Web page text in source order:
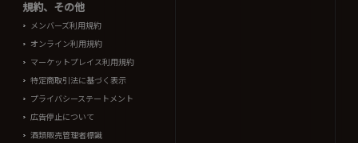
規約、その他
メンバーズ利用規約
オンライン利用規約
マーケットプレイス利用規約
特定商取引法に基づく表示
プライバシーステートメント
広告停止について
酒類販売管理者標識